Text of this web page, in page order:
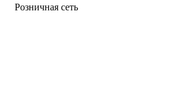
Розничная сеть